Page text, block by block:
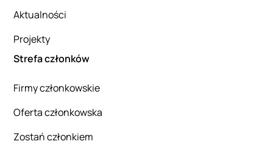
Aktualności
Projekty
Strefa członków
Firmy członkowskie
Oferta członkowska
Zostań członkiem